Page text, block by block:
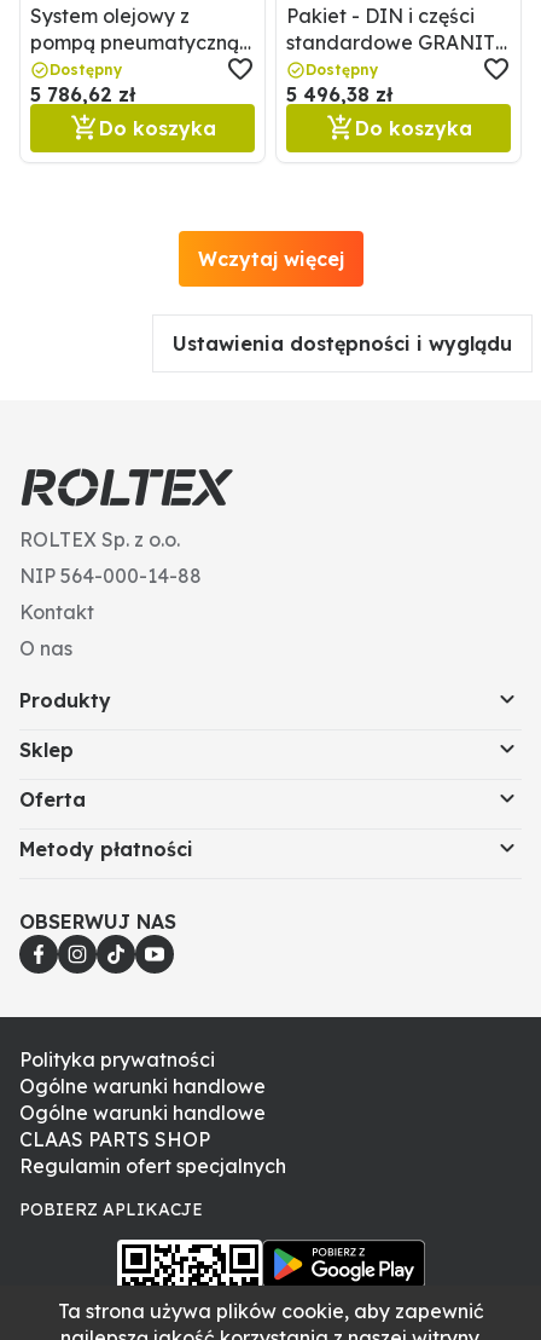
Ta strona używa plików cookie, aby zapewnić
System olejowy z
pompą pneumatyczną
Pressol 50019244561
Dostępny
5 786,62 zł
Do koszyka
Pakiet - DIN i części
standardowe GRANIT
12332922
Dostępny
5 496,38 zł
Do koszyka
Wczytaj więcej
Ustawienia dostępności i wyglądu
ROLTEX Sp. z o.o.
NIP 564-000-14-88
Kontakt
O nas
Produkty
Sklep
Oferta
Metody płatności
OBSERWUJ NAS
Polityka prywatności
Ogólne warunki handlowe
Ogólne warunki handlowe
CLAAS PARTS SHOP
Regulamin ofert specjalnych
POBIERZ APLIKACJE